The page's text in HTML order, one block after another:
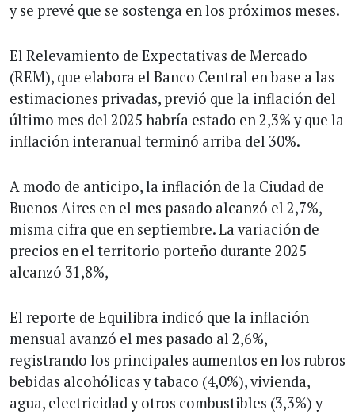
y se prevé que se sostenga en los próximos meses.
El Relevamiento de Expectativas de Mercado
(REM), que elabora el Banco Central en base a las
estimaciones privadas, previó que la inflación del
último mes del 2025 habría estado en 2,3% y que la
inflación interanual terminó arriba del 30%.
A modo de anticipo, la inflación de la Ciudad de
Buenos Aires en el mes pasado alcanzó el 2,7%,
misma cifra que en septiembre. La variación de
precios en el territorio porteño durante 2025
alcanzó 31,8%,
El reporte de Equilibra indicó que la inflación
mensual avanzó el mes pasado al 2,6%,
registrando los principales aumentos en los rubros
bebidas alcohólicas y tabaco (4,0%), vivienda,
agua, electricidad y otros combustibles (3,3%) y